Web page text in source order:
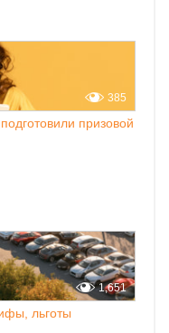
призовой
385
льготы
1,651